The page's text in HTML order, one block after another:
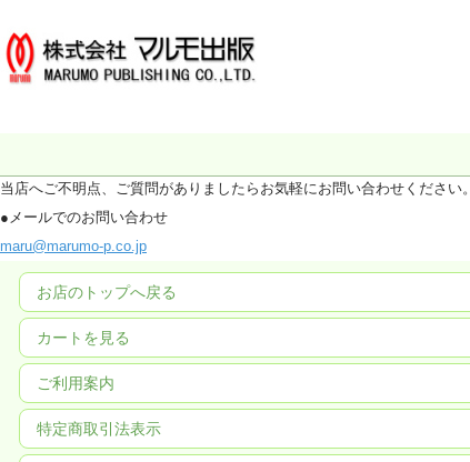
当店へご不明点、ご質問がありましたらお気軽にお問い合わせください。
●メールでのお問い合わせ
maru@marumo-p.co.jp
お店のトップへ戻る
カートを見る
ご利用案内
特定商取引法表示